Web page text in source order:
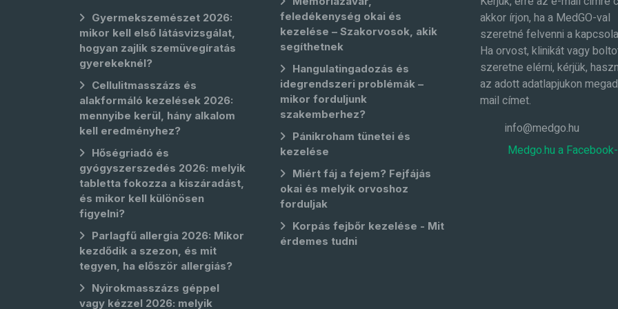
Gyermekszemészet 2026:
mikor kell első látásvizsgálat,
hogyan zajlik szemüvegíratás
gyerekeknél?
Cellulitmasszázs és
alakformáló kezelések 2026:
mennyibe kerül, hány alkalom
kell eredményhez?
Hőségriadó és
gyógyszerszedés 2026: melyik
tabletta fokozza a kiszáradást,
és mikor kell különösen
figyelni?
Parlagfű allergia 2026: Mikor
kezdődik a szezon, és mit
tegyen, ha először allergiás?
Nyirokmasszázs géppel
vagy kézzel 2026: melyik
feledékenység okai és
kezelése – Szakorvosok, akik
segíthetnek
Hangulatingadozás és
idegrendszeri problémák –
mikor forduljunk
szakemberhez?
Pánikroham tünetei és
kezelése
Miért fáj a fejem? Fejfájás
okai és melyik orvoshoz
forduljak
Korpás fejbőr kezelése - Mit
érdemes tudni
akkor írjon, ha a MedGO-val
szeretné felvenni a
Ha orvost, klinikát vagy
szeretne elérni, kérjük,
az adott adatlapjukon
mail címet.
info@medgo.hu
Medgo.hu a